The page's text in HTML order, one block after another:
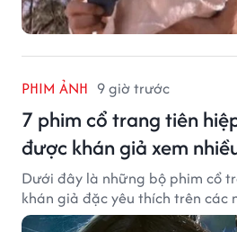
PHIM ẢNH 9 giờ trước
7 phim cổ trang tiên
được khán giả xem
Dưới đây là những bộ phim cổ
khán giả đặc yêu thích trên các